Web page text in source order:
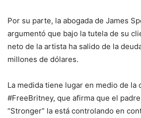
Por su parte, la abogada de James
argumentó que bajo la tutela de su
neto de la artista ha salido de la
millones de dólares.
La medida tiene lugar en medio de la
#FreeBritney, que afirma que el
“Stronger” la está controlando en